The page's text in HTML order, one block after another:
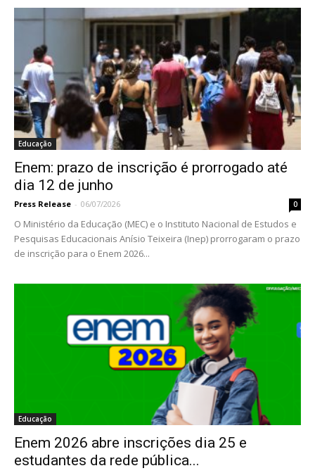
Educação
Enem: prazo de inscrição é prorrogado até
dia 12 de junho
Press Release - 06/07/2026 0
O Ministério da Educação (MEC) e o Instituto Nacional de Estudos e
Pesquisas Educacionais Anísio Teixeira (Inep) prorrogaram o prazo
de inscrição para o Enem 2026...
Educação
Enem 2026 abre inscrições dia 25 e
estudantes da rede pública...